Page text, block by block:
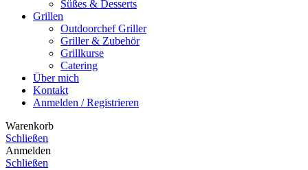
Süßes & Desserts
Grillen
Outdoorchef Griller
Griller & Zubehör
Grillkurse
Catering
Über mich
Kontakt
Anmelden / Registrieren
Warenkorb
Schließen
Anmelden
Schließen